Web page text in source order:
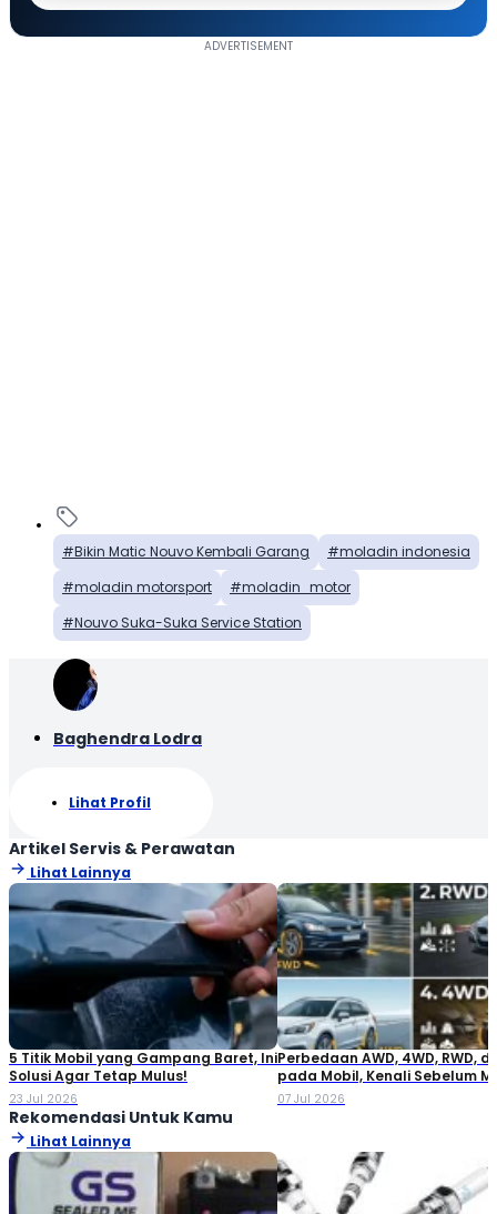
Bikin Matic Nouvo Kembali Garang
moladin indonesia
moladin motorsport
moladin_motor
Nouvo Suka-Suka Service Station
Baghendra Lodra
Lihat Profil
Artikel Servis & Perawatan
Lihat Lainnya
5 Titik Mobil yang Gampang Baret, Ini
Solusi Agar Tetap Mulus!
23 Jul 2026
Perbedaan AWD, 4WD, RWD,
pada Mobil, Kenali Sebelum
07 Jul 2026
Rekomendasi Untuk Kamu
Lihat Lainnya